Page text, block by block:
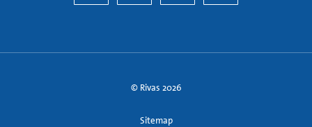
© Rivas 2026
Sitemap